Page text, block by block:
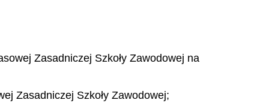
Zasadniczej Szkoły Zawodowej na
Zasadniczej Szkoły Zawodowej;